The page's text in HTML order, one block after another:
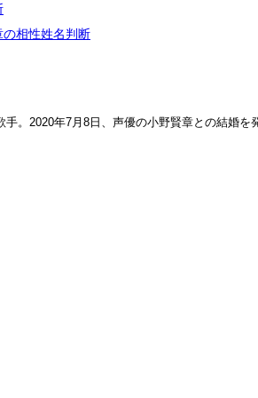
相性姓名判断
手。2020年7月8日、声優の小野賢章との結婚を